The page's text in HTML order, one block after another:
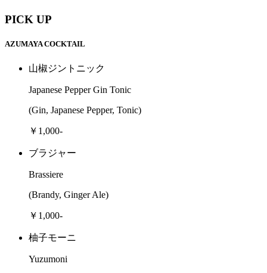
PICK UP
AZUMAYA COCKTAIL
山椒ジントニック
Japanese Pepper Gin Tonic
(Gin, Japanese Pepper, Tonic)
￥1,000-
ブラジャー
Brassiere
(Brandy, Ginger Ale)
￥1,000-
柚子モーニ
Yuzumoni